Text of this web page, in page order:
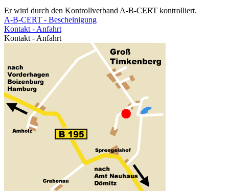
Er wird durch den Kontrollverband A-B-CERT kontrolliert.
A-B-CERT - Bescheinigung
Kontakt - Anfahrt
Kontakt - Anfahrt